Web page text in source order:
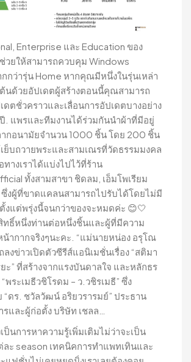
Enterprise และ Education ของ
วยให้สามารถควบคุม Windows
กว่ารุ่น Home หากคุณมีหนึ่งในรุ่นเหล่า
นด้วยอัปเดตผู้สร้างตอนนี้คุณสามารถ
ดตชั่วคราวและเลื่อนการอัปเดตบางอย่าง
. แพรและทีมงานได้ร่วมกันนำผ้าที่มีอยู่
กอนามัยจำนวน 1000 ชิ้น โดย 200 ชิ้น
เย็บถวายพระและสามเณรที่วัดธรรมมงคล
ทางเราได้แบ่งไปไว้ที่ร้าน
ทั้งสามสาขา ชิดลม, เอ็มโพเรียม
งผู้ที่ขาดแคลนสามารถไปรับได้โดยไม่มี
งแต่พรุ่งนี้จนกว่าของจะหมดค่ะ 😊🤍
ทธิ์หนึ่งท่านต่อหนึ่งชิ้นและผู้ที่มีความ
น้ากากจริงๆนะคะ. “แม่นายหน่อง อรุโณ
ลงข่าวเปิดตัวซีรีส์แอนิเมชั่นเรื่อง “สติมา
ะ” ที่สร้างจากแรงบันดาลใจ และหลักธร
พระเมธีวชิโรดม – ว.วชิรเมธี” ซึ่ง
“ดร. ชวัลวัฒน์ อริยวรารมย์” ประธาน
และผู้ก่อตั้ง บริษัท เชลล…
นการหาความรู้เพิ่มเติมไม่ว่าจะเป็น
ะ season เทคนิคการทำแพทเทินและ